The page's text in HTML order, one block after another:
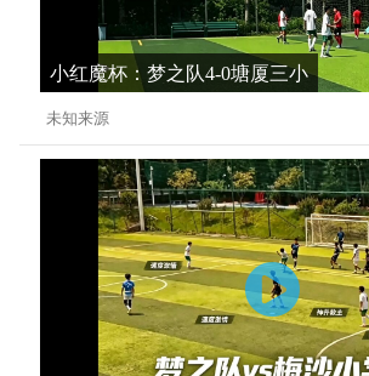
小红魔杯：梦之队4-0塘厦三小
未知来源